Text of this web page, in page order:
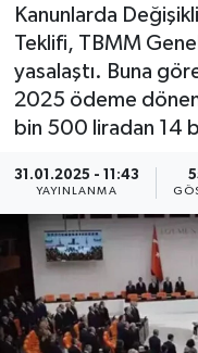
Kanunlarda
Teklifi, TBMM
yasalaştı. Buna
2025 ödeme
bin 500 liradan 14
31.01.2025 - 11:43
YAYINLANMA
GÜNDEM
KEMERBURGAZ
ÖZEL HABER
SAĞLIK